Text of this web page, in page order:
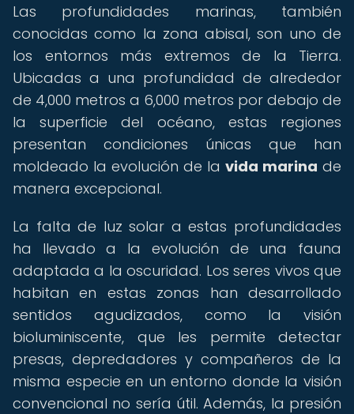
Las profundidades marinas, también
conocidas como la zona abisal, son uno de
los entornos más extremos de la Tierra.
Ubicadas a una profundidad de alrededor
de 4,000 metros a 6,000 metros por debajo de
la superficie del océano, estas regiones
presentan condiciones únicas que han
moldeado la evolución de la vida marina de
manera excepcional.
La falta de luz solar a estas profundidades
ha llevado a la evolución de una fauna
adaptada a la oscuridad. Los seres vivos que
habitan en estas zonas han desarrollado
sentidos agudizados, como la visión
bioluminiscente, que les permite detectar
presas, depredadores y compañeros de la
misma especie en un entorno donde la visión
convencional no sería útil. Además, la presión